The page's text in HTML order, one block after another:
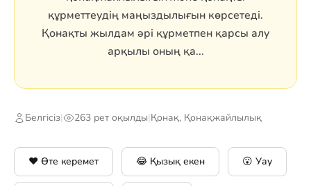
құрметтеудің маңыздылығын көрсетеді.
Қонақты жылдам әрі құрметпен қарсы алу
арқылы оның қа...
Белгісіз| 263 рет оқылды|Қонақ, Қонақжайлылық
❤️ Өте керемет 😂 Қызық екен 😮 Уау